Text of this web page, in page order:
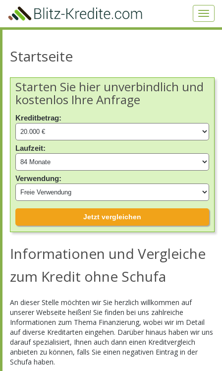
Startseite
Starten Sie hier unverbindlich und
kostenlos Ihre Anfrage
Kreditbetrag:
Laufzeit:
Verwendung:
Jetzt vergleichen
Informationen und Vergleiche
zum Kredit ohne Schufa
An dieser Stelle möchten wir Sie herzlich willkommen auf
unserer Webseite heißen! Sie finden bei uns zahlreiche
Informationen zum Thema Finanzierung, wobei wir im Detail
auf diverse Kreditarten eingehen. Darüber hinaus haben wir uns
darauf spezialisiert, Ihnen auch dann einen Kreditvergleich
anbieten zu können, falls Sie einen negativen Eintrag in der
Schufa haben.